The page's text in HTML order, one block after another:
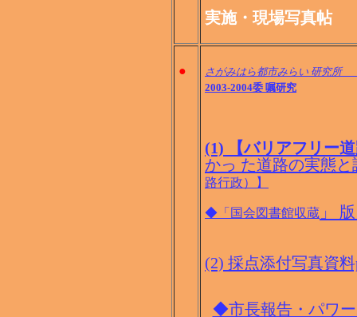
実施・現場写真帖
●
さがみはら都市みらい 研究所
2003-2004委 嘱研究
(1) 【バリアフリー
かっ た道路の実態
路行政）】
◆「国会図書館収蔵 」
(2) 採点添付写真資
◆市長報告・パワ